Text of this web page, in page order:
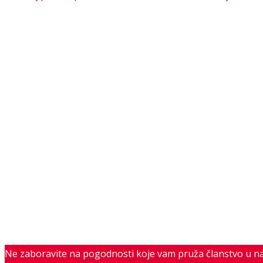
Ne zaboravite na pogodnosti koje vam pruža članstvo u